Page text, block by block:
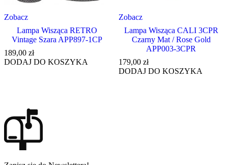
Zobacz
Lampa Wisząca RETRO
Vintage Szara APP897-1CP
189,00 zł
DODAJ DO KOSZYKA
Zobacz
Lampa Wisząca CALI 3CPR
Czarny Mat / Rose Gold
APP003-3CPR
179,00 zł
DODAJ DO KOSZYKA